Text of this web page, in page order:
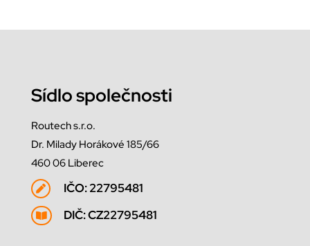
Sídlo společnosti
Routech s.r.o.
Dr. Milady Horákové 185/66
460 06 Liberec
 IČO: 22795481
 DIČ: CZ22795481